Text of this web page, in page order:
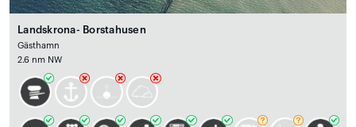
Landskrona- Borstahusen
Gästhamn
2.6 nm NW